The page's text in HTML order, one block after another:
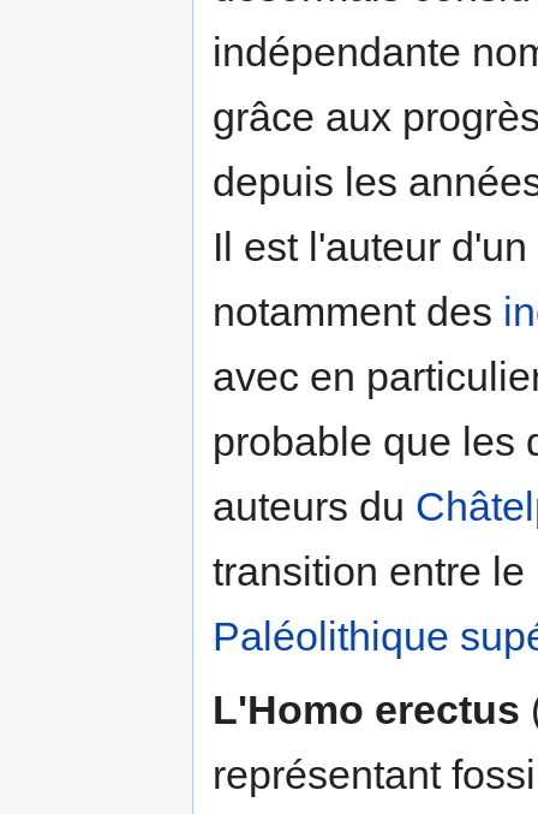
indépendante
grâce aux
depuis les
Il est l'auteur
notamment des
avec en
probable que les
auteurs du
transition entre le
Paléolithique
L'Homo erectus
représentant